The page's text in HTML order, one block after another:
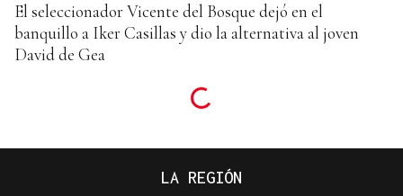
El seleccionador Vicente del Bosque dejó en el
banquillo a Iker Casillas y dio la alternativa al joven
David de Gea
LA REGIÓN